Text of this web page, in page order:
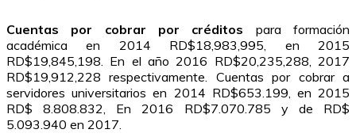
Cuentas por cobrar por créditos para formación
académica en 2014 RD$18,983,995, en 2015
RD$19,845,198. En el año 2016 RD$20,235,288, 2017
RD$19,912,228 respectivamente. Cuentas por cobrar a
servidores universitarios en 2014 RD$653.199, en 2015
RD$ 8.808.832, En 2016 RD$7.070.785 y de RD$
5.093.940 en 2017.